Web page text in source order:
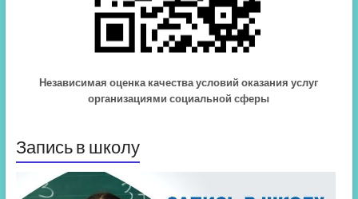
Независимая оценка качества условий оказания услуг
организациями социальной сферы
Запись в школу